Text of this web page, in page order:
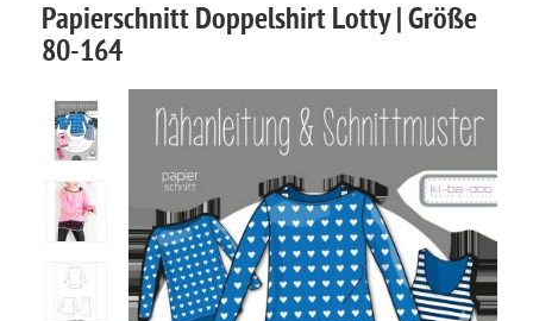
Papierschnitt Doppelshirt Lotty | Größe
80-164